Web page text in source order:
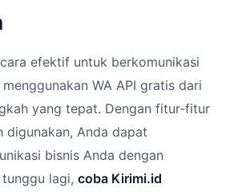
efektif untuk berkomunikasi
WA API gratis dari
yang tepat. Dengan fitur-fitur
digunakan, Anda dapat
bisnis Anda dengan
lagi, coba Kirimi.id